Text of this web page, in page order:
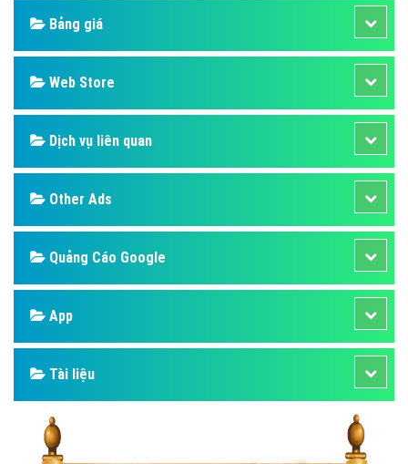
Bảng giá
Web Store
Dịch vụ liên quan
Other Ads
Quảng Cáo Google
App
Tài liệu